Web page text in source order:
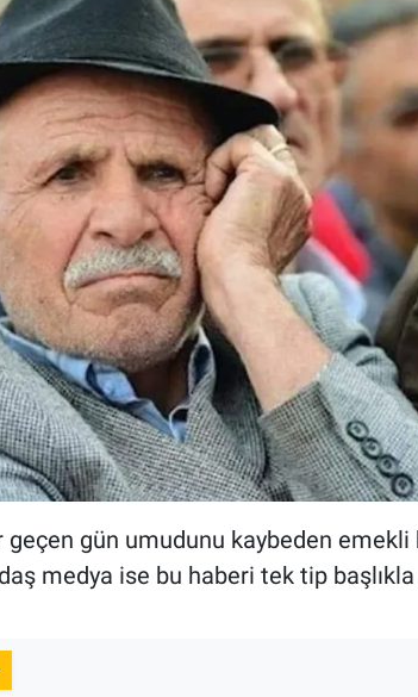
gün umudunu kaybeden emekli
medya ise bu haberi tek tip